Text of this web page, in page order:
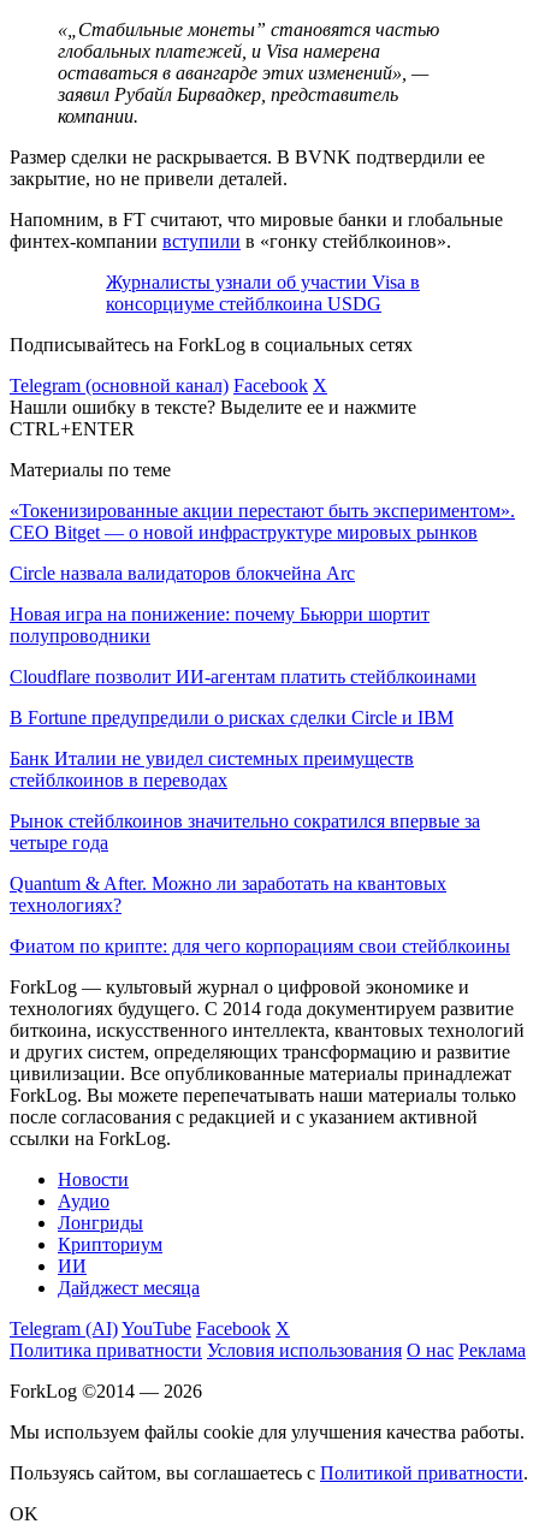
«„Стабильные монеты” становятся частью
глобальных платежей, и Visa намерена
оставаться в авангарде этих изменений», —
заявил Рубайл Бирвадкер, представитель
компании.
Размер сделки не раскрывается. В BVNK подтвердили ее
закрытие, но не привели деталей.
Напомним, в FT считают, что мировые банки и глобальные
финтех-компании вступили в «гонку стейблкоинов».
Журналисты узнали об участии Visa в
консорциуме стейблкоина USDG
Подписывайтесь на ForkLog в социальных сетях
Telegram (основной канал) Facebook X
Нашли ошибку в тексте? Выделите ее и нажмите
CTRL+ENTER
Материалы по теме
«Токенизированные акции перестают быть экспериментом».
CEO Bitget — о новой инфраструктуре мировых рынков
Circle назвала валидаторов блокчейна Arc
Новая игра на понижение: почему Бьюрри шортит
полупроводники
Cloudflare позволит ИИ-агентам платить стейблкоинами
В Fortune предупредили о рисках сделки Circle и IBM
Банк Италии не увидел системных преимуществ
стейблкоинов в переводах
Рынок стейблкоинов значительно сократился впервые за
четыре года
Quantum & After. Можно ли заработать на квантовых
технологиях?
Фиатом по крипте: для чего корпорациям свои стейблкоины
ForkLog — культовый журнал о цифровой экономике и
технологиях будущего. С 2014 года документируем развитие
биткоина, искусственного интеллекта, квантовых технологий
и других систем, определяющих трансформацию и развитие
цивилизации. Все опубликованные материалы принадлежат
ForkLog. Вы можете перепечатывать наши материалы только
после согласования с редакцией и с указанием активной
ссылки на ForkLog.
Новости
Аудио
Лонгриды
Крипториум
ИИ
Дайджест месяца
Telegram (AI)YouTube Facebook X
Политика приватности Условия использования О нас Реклама
ForkLog ©2014 — 2026
Мы используем файлы cookie для улучшения качества работы.
Пользуясь сайтом, вы соглашаетесь с Политикой приватности.
OK